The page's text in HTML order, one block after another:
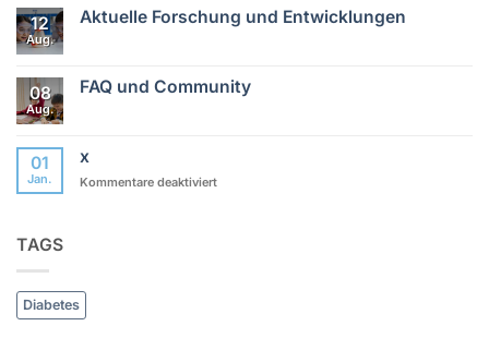
inProduktempfehlungen
und
12
Aug.
Aktuelle Forschung und Entwicklungen
Aktuelle
Forschung
08
Aug.
FAQ und Community
FAQ
und
Community
01
Jan.
x
Kommentare deaktiviertfür
TAGS
Diabetes